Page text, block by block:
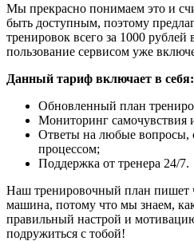
Мы прекрасно понимаем это и
быть доступным, поэтому
тренировок всего за 1000 рублей
пользование сервисом уже
Данный тариф включает в себя:
Обновленный план
Мониторинг самочувствия
Ответы на любые вопросы,
процессом;
Поддержка от тренера 24/7.
Наш тренировочный план пишет
машина, потому что мы знаем,
правильный настрой и
подружиться с тобой!